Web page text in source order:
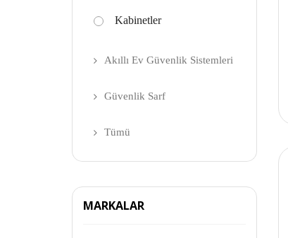
Kabinetler
Akıllı Ev Güvenlik Sistemleri
Güvenlik Sarf
Tümü
MARKALAR